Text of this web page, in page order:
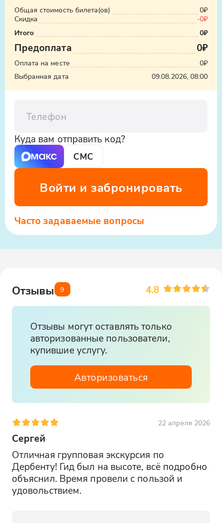
Общая стоимость билета(ов)
0₽
Скидка
-0₽
Итого
0₽
Предоплата 0₽
Оплата на месте
0₽
Выбранная дата
09.08.2026, 08:00
Куда вам отправить код?
СМС
Войти и забронировать
Часто задаваемые вопросы
Отзывы 9 4.8
Отзывы могут оставлять только
авторизованные пользователи,
купившие услугу.
Авторизоваться
22 апреля 2026
Сергей
Отличная групповая экскурсия по
Дербенту! Гид был на высоте, всё подробно
объяснил. Время провели с пользой и
удовольствием.